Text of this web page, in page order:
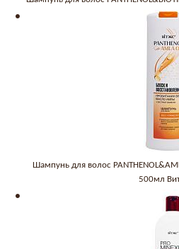
Шампунь для волос
500мл